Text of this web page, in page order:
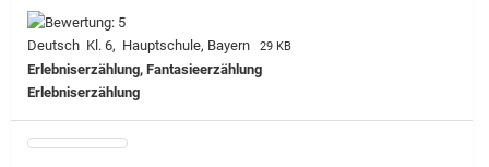
Deutsch Kl. 6, Hauptschule, Bayern 29 KB
Erlebniserzählung, Fantasieerzählung
Erlebniserzählung